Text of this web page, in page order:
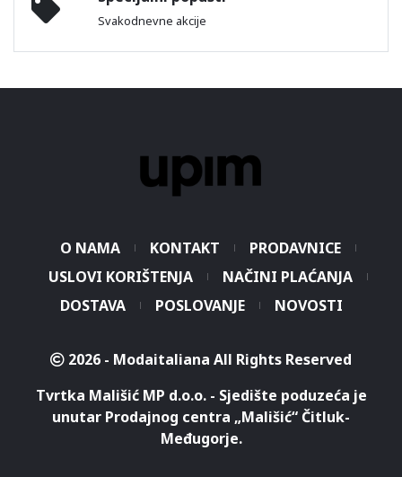
Svakodnevne akcije
O NAMA KONTAKT
PRODAVNICE
USLOVI KORIŠTENJA
NAČINI PLAĆANJA
DOSTAVA
POSLOVANJE NOVOSTI
2026 - Modaitaliana All Rights Reserved
Tvrtka Mališić MP d.o.o. - Sjedište poduzeća je
unutar Prodajnog centra „Mališić“ Čitluk-
Međugorje.